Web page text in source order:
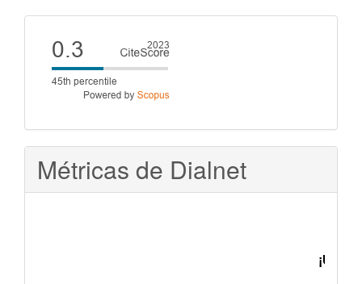
artículo
Cite
score
Métricas de Dialnet